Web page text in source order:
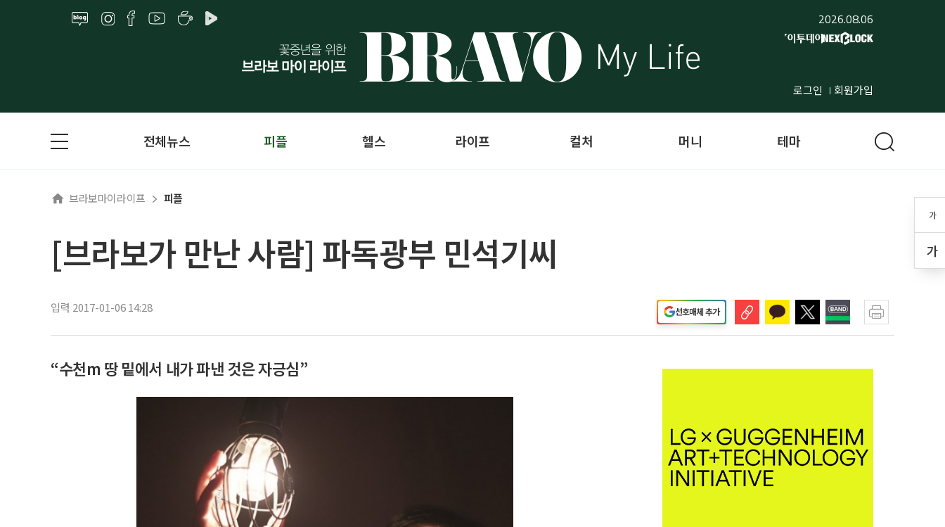
2026.08.06
로그인 회원가입
가
가
전체뉴스 피플 헬스 라이프 컬처 머니 테마
브라보마이라이프 피플
[브라보가 만난 사람] 파독광부 민석기씨
입력 2017-01-06 14:28 선호매체 추가
“수천m 땅 밑에서 내가 파낸 것은 자긍심”